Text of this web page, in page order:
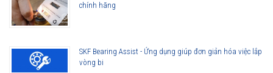
chính hãng
SKF Bearing Assist - Ứng dụng giúp đơn giản hóa việc lắp
vòng bi